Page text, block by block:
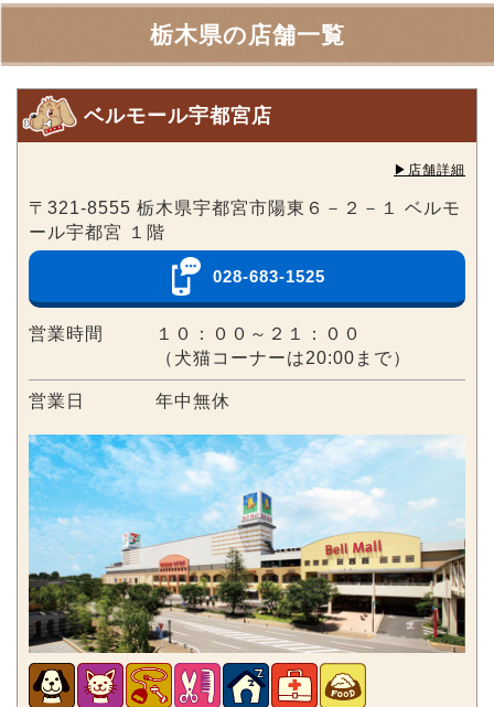
栃木県の店舗一覧
ベルモール宇都宮店
▶︎店舗詳細
〒321-8555 栃木県宇都宮市陽東６－２－１ ベルモ
ール宇都宮 １階
028-683-1525
営業時間
１０：００～２１：００
（犬猫コーナーは20:00まで）
営業日 年中無休